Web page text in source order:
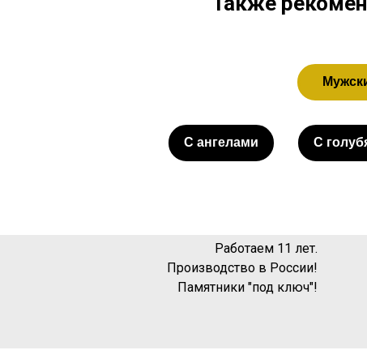
С ангелами С
Работаем 11 лет.
Производство в России!
Памятники "под ключ"!